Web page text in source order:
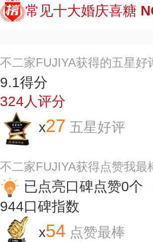
常见十大婚庆喜糖
不二家FUJIYA获得的五星好
9.1得分
324人评分
x27 五星好评
不二家FUJIYA获得点赞我最
已点亮口碑点赞0个
944口碑指数
x54 点赞最棒